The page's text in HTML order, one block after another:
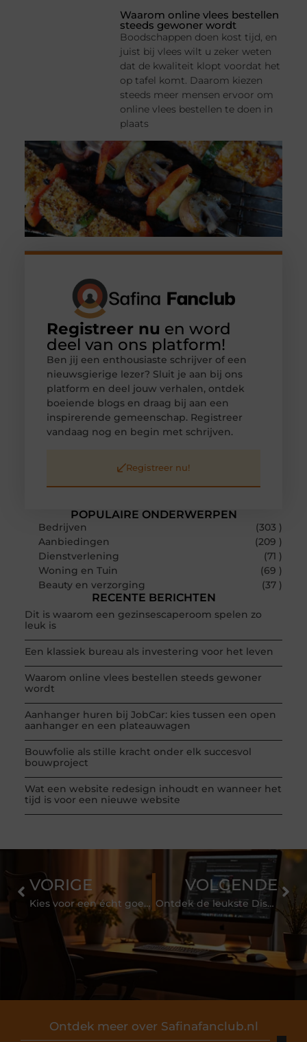
Waarom online vlees bestellen
steeds gewoner wordt
Boodschappen doen kost tijd, en
juist bij vlees wilt u zeker weten
dat de kwaliteit klopt voordat het
op tafel komt. Daarom kiezen
steeds meer mensen ervoor om
online vlees bestellen te doen in
plaats
POPULAIRE ONDERWERPEN
Bedrijven
(303 )
Aanbiedingen
(209 )
Dienstverlening
(71 )
Woning en Tuin
(69 )
Beauty en verzorging
(37 )
RECENTE BERICHTEN
Dit is waarom een gezinsescaperoom spelen zo
leuk is
Een klassiek bureau als investering voor het leven
Waarom online vlees bestellen steeds gewoner
wordt
Aanhanger huren bij JobCar: kies tussen een open
aanhanger en een plateauwagen
Bouwfolie als stille kracht onder elk succesvol
bouwproject
Wat een website redesign inhoudt en wanneer het
tijd is voor een nieuwe website
Registreer nu en word
deel van ons platform!
Ben jij een enthousiaste schrijver of een
nieuwsgierige lezer? Sluit je aan bij ons
platform en deel jouw verhalen, ontdek
boeiende blogs en draag bij aan een
inspirerende gemeenschap. Registreer
vandaag nog en begin met schrijven.
Registreer nu!
Ontdek meer over Safinafanclub.nl
VORIGE
Kies voor een écht goed schildersbedrijf in Hengelo
VOLGENDE
Ontdek de leukste Disney shop van Nederland